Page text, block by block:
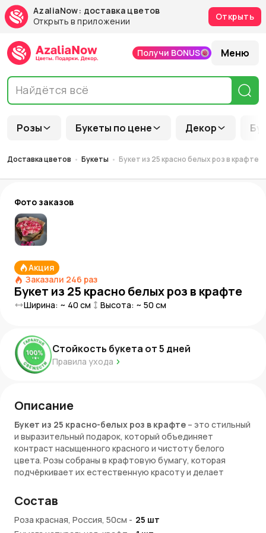
AzaliaNow: доставка цветов
Открыть в приложении
Открыть
Розы Букеты по цене Декор
Получи BONUS Меню
Доставка цветов Букеты Букет из 25 красно белых роз в крафте
Фото заказов
Акция
Заказали 246 раз
Букет из 25 красно белых роз в крафте
Ширина: ~ 40 см Высота: ~ 50 см
Стойкость букета от5 дней
Правила ухода
Описание
Букет из 25 красно-белых роз в крафте – это стильный
и выразительный подарок, который объединяет
контраст насыщенного красного и чистоту белого
цвета. Розы собраны в крафтовую бумагу, которая
подчёркивает их естественную красоту и делает
Такой букет отлично подойдёт для поздравлений,
знаков внимания или выражения благодарности. Яркое
сочетание цветов передаёт искренние эмоции и
Состав
Роза красная, Россия, 50см - 25 шт